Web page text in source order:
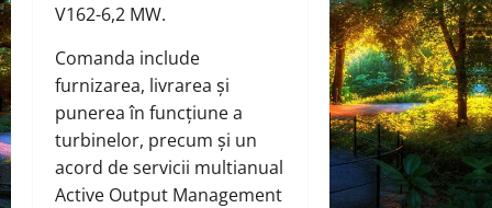
V162-6,2 MW.
Comanda include
furnizarea, livrarea și
punerea în funcțiune a
turbinelor, precum și un
acord de servicii multianual
Active Output Management